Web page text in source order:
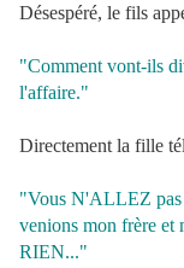
Désespéré, le fils
"Comment vont-ils
l'affaire."
Directement la fille
"Vous N'ALLEZ pas
venions mon frère et
RIEN..."